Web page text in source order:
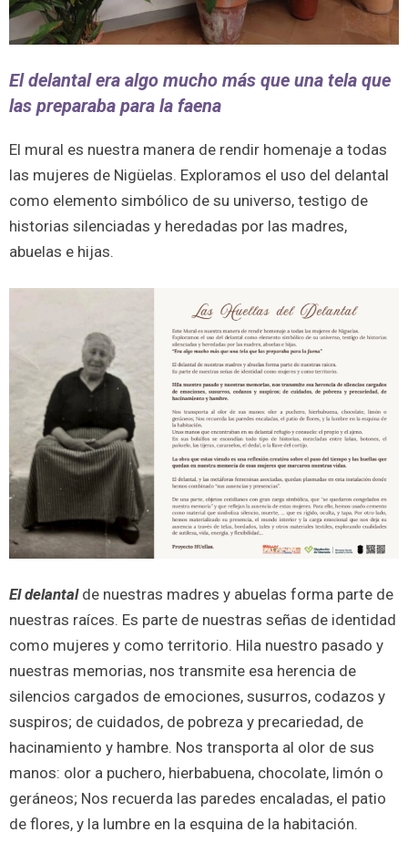
El delantal era algo mucho más que una tela que
las preparaba para la faena
El mural es nuestra manera de rendir homenaje a todas
las mujeres de Nigüelas. Exploramos el uso del delantal
como elemento simbólico de su universo, testigo de
historias silenciadas y heredadas por las madres,
abuelas e hijas.
El delantalde nuestras madres y abuelas forma parte de
nuestras raíces. Es parte de nuestras señas de identidad
como mujeres y como territorio. Hila nuestro pasado y
nuestras memorias, nos transmite esa herencia de
silencios cargados de emociones, susurros, codazos y
suspiros; de cuidados, de pobreza y precariedad, de
hacinamiento y hambre. Nos transporta al olor de sus
manos: olor a puchero, hierbabuena, chocolate, limón o
geráneos; Nos recuerda las paredes encaladas, el patio
de flores, y la lumbre en la esquina de la habitación.